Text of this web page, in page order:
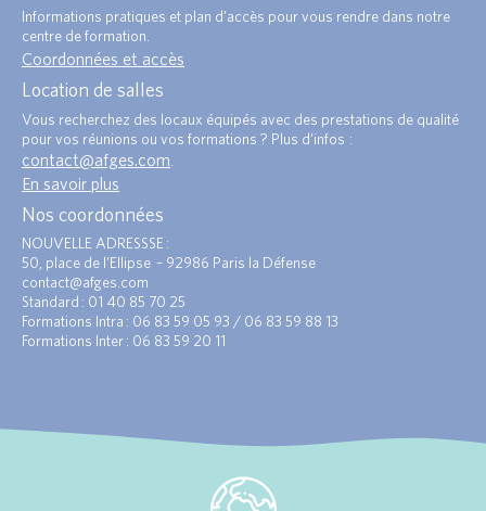
Informations pratiques et plan d’accès pour vous rendre dans notre
centre de formation.
Coordonnées et accès
Location de salles
Vous recherchez des locaux équipés avec des prestations de qualité
pour vos réunions ou vos formations ? Plus d’infos :
contact@afges.com
En savoir plus
Nos coordonnées
NOUVELLE ADRESSSE :
50, place de l’Ellipse – 92986 Paris la Défense
contact@afges.com
Standard : 01 40 85 70 25
Formations Intra : 06 83 59 05 93 / 06 83 59 88 13
Formations Inter : 06 83 59 20 11